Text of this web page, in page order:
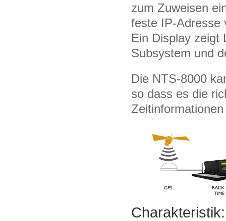
zum Zuweisen
feste IP-Adresse
Ein Display zeigt
Subsystem und
Die NTS-8000
so dass es die
Charakteristik: